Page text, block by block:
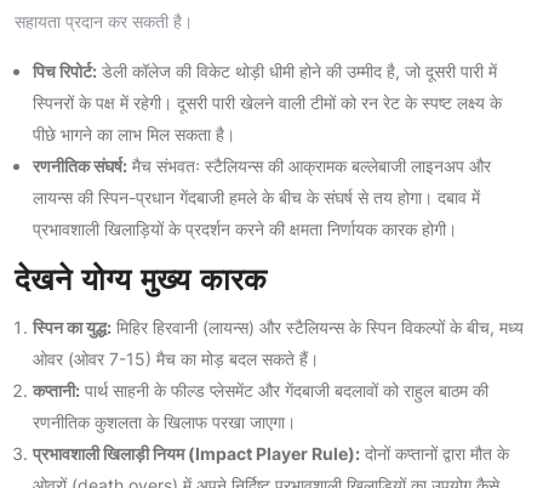
सहायता प्रदान कर सकती है।
पिच रिपोर्ट: डेली कॉलेज की विकेट थोड़ी धीमी होने की उम्मीद है, जो दूसरी पारी में
स्पिनरों के पक्ष में रहेगी। दूसरी पारी खेलने वाली टीमों को रन रेट के स्पष्ट लक्ष्य के
पीछे भागने का लाभ मिल सकता है।
रणनीतिक संघर्ष: मैच संभवतः स्टैलियन्स की आक्रामक बल्लेबाजी लाइनअप और
लायन्स की स्पिन-प्रधान गेंदबाजी हमले के बीच के संघर्ष से तय होगा। दबाव में
प्रभावशाली खिलाड़ियों के प्रदर्शन करने की क्षमता निर्णायक कारक होगी।
देखने योग्य मुख्य कारक
स्पिन का युद्ध: मिहिर हिरवानी (लायन्स) और स्टैलियन्स के स्पिन विकल्पों के बीच, मध्य
ओवर (ओवर 7-15) मैच का मोड़ बदल सकते हैं।
कप्तानी: पार्थ साहनी के फील्ड प्लेसमेंट और गेंदबाजी बदलावों को राहुल बाठम की
रणनीतिक कुशलता के खिलाफ परखा जाएगा।
प्रभावशाली खिलाड़ी नियम (Impact Player Rule): दोनों कप्तानों द्वारा मौत के